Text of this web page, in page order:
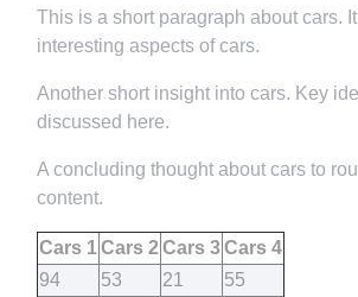
This is a short paragraph about cars.
interesting aspects of cars.
Another short insight into cars. Key
discussed here.
A concluding thought about cars to
content.
Cars 1Cars 2 Cars 3Cars 4
94
53 21
55